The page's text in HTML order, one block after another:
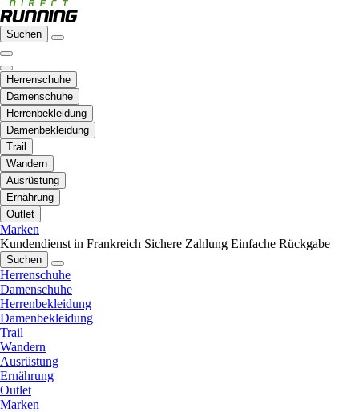
Suchen
Herrenschuhe
Damenschuhe
Herrenbekleidung
Damenbekleidung
Trail
Wandern
Ausrüstung
Ernährung
Outlet
Marken
Kundendienst in Frankreich Sichere Zahlung Einfache Rückgabe
Suchen
Herrenschuhe
Damenschuhe
Herrenbekleidung
Damenbekleidung
Trail
Wandern
Ausrüstung
Ernährung
Outlet
Marken